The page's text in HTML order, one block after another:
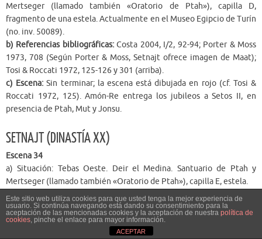
Mertseger (llamado también «Oratorio de Ptah»), capilla D,
fragmento de una estela. Actualmente en el Museo Egipcio de Turín
(no. inv. 50089).
b) Referencias bibliográficas:Costa 2004, I/2, 92-94; Porter & Moss
1973, 708 (Según Porter & Moss, Setnajt ofrece imagen de Maat);
Tosi & Roccati 1972, 125-126 y 301 (arriba).
c) Escena: Sin terminar; la escena está dibujada en rojo (cf. Tosi &
Roccati 1972, 125). Amón-Re entrega los jubileos a Setos II, en
presencia de Ptah, Mut y Jonsu.
SETNAJT (DINASTÍA XX)
Escena 34
a) Situación: Tebas Oeste. Deir el Medina. Santuario de Ptah y
Mertseger (llamado también «Oratorio de Ptah»), capilla E, estela.
b) Referencias bibliográficas:
Costa 2004, I/2, 97-99; Dodson 1995,
120-121, lám. IX/2; Porter & Moss 1973, 708.
c) Escena:Realizada en relieve en hueco. Amón-Re entrega los
jubileos y el «don de vida» a Setnajt, en presencia de Mut y Hathor.
Este sitio web utiliza cookies para que usted tenga la mejor experiencia de
usuario. Si continúa navegando está dando su consentimiento para la
aceptación de las mencionadas cookies y la aceptación de nuestra política de
cookies, pinche el enlace para mayor información.
ACEPTAR